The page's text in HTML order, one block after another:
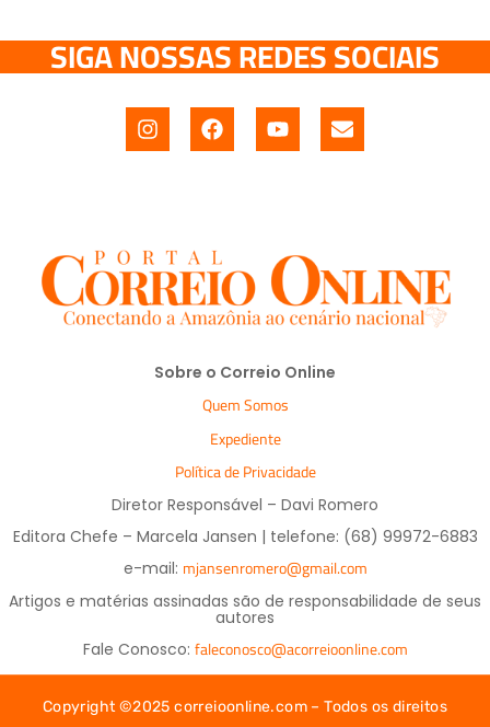
SIGA NOSSAS REDES SOCIAIS
Sobre o Correio Online
Quem Somos
Expediente
Política de Privacidade
Diretor Responsável – Davi Romero
Editora Chefe – Marcela Jansen | telefone: (68) 99972-6883
e-mail: mjansenromero@gmail.com
Artigos e matérias assinadas são de responsabilidade de seus
autores
Fale Conosco: faleconosco@acorreioonline.com
Copyright ©2025 correioonline.com – Todos os direitos